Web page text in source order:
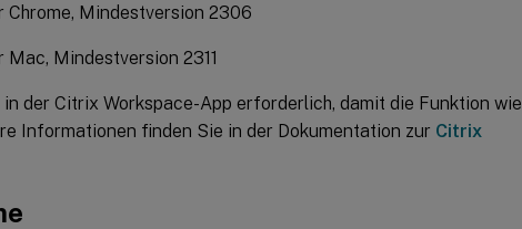
Mindestversion 2306
Mindestversion 2311
der Citrix Workspace-App erforderlich, damit die Funktion wie
Informationen finden Sie in der Dokumentation zur Citrix